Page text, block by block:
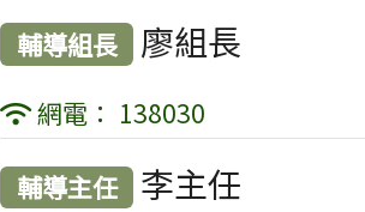
輔導組長 廖組長
網電： 138030
輔導主任 李主任